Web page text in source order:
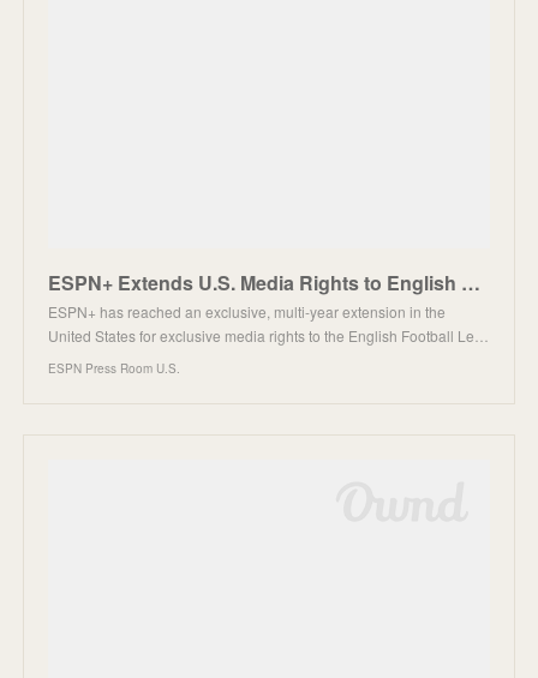
ESPN+ Extends U.S. Media Rights to English Football League and the Carabao Cup
ESPN+ has reached an exclusive, multi-year extension in the
United States for exclusive media rights to the English Football Le…
ESPN Press Room U.S.